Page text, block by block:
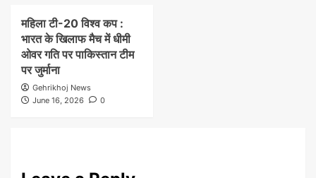
महिला टी-20 विश्व कप :
भारत के खिलाफ मैच में धीमी
ओवर गति पर पाकिस्तान टीम
पर जुर्माना
Gehrikhoj News
June 16, 2026
0